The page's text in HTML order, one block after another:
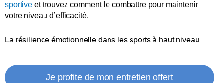
sportive et trouvez comment le combattre pour maintenir
votre niveau d’efficacité.
La résilience émotionnelle dans les sports à haut niveau
Je profite de mon entretien offert